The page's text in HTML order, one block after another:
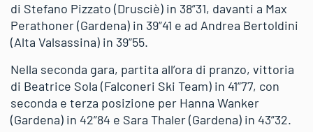
di Stefano Pizzato (Drusciè) in 38”31, davanti a Max
Perathoner (Gardena) in 39”41 e ad Andrea Bertoldini
(Alta Valsassina) in 39”55.
Nella seconda gara, partita all’ora di pranzo, vittoria
di Beatrice Sola (Falconeri Ski Team) in 41”77, con
seconda e terza posizione per Hanna Wanker
(Gardena) in 42”84 e Sara Thaler (Gardena) in 43”32.